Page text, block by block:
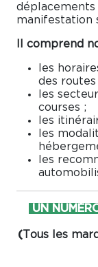
manifestation
Il comprend
les
des routes
les
courses ;
les
les
les
UN
(Tous les